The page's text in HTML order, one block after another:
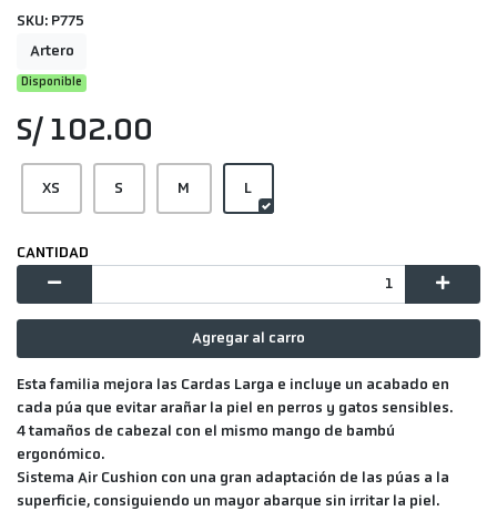
SKU: P775
Artero
Disponible
S/ 102.00
XS S M L
CANTIDAD
Agregar al carro
Esta familia mejora las Cardas Larga e incluye un acabado en
cada púa que evitar arañar la piel en perros y gatos sensibles.
4 tamaños de cabezal con el mismo mango de bambú
ergonómico.
Sistema Air Cushion con una gran adaptación de las púas a la
superficie, consiguiendo un mayor abarque sin irritar la piel.